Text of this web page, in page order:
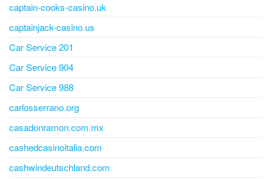
captain-cooks-casino.uk
captainjack-casino.us
Car Service 201
Car Service 904
Car Service 988
carlosserrano.org
casadonramon.com.mx
cashedcasinoitalia.com
cashwindeutschland.com